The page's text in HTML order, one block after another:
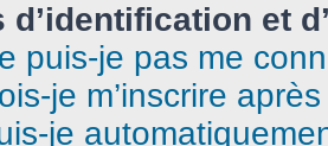
d’identification et
puis-je pas me
je m’inscrire
je